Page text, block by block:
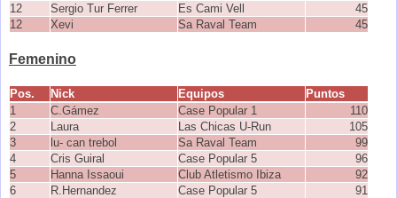
12
Sergio Tur Ferrer Es Cami Vell
45
12
Xevi Sa Raval Team 45
Femenino
Pos. Nick Equipos
Puntos
1
C.Gámez Case Popular 1
110
2
Laura Las Chicas U-Run
105
3
lu- can trebol Sa Raval Team
99
4
Cris Guiral Case Popular 5
96
5
Hanna Issaoui Club Atletismo Ibiza
92
6
R.Hernandez Case Popular 5
91